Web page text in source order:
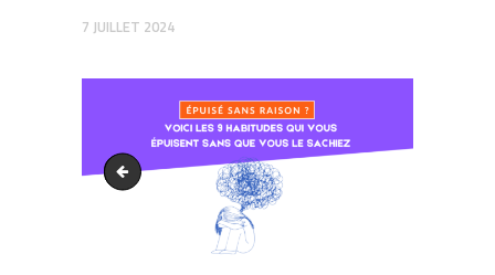
7 JUILLET 2024
Voici les 9 habitudes qui vous épuisent sans que vous le